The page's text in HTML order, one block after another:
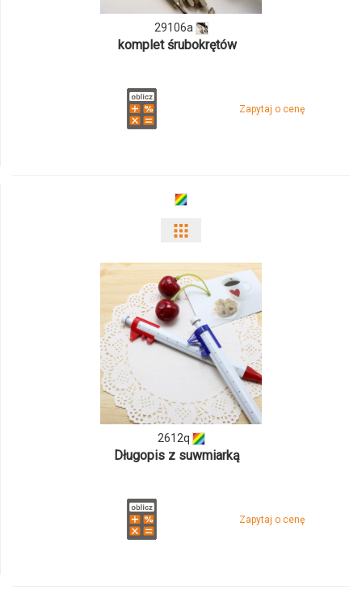
29106a
29106a
komplet śrubokrętów
Zapytaj o cenę
odmiany
i
ilości
produktu
2612q
2612q
Długopis z suwmiarką
Zapytaj o cenę